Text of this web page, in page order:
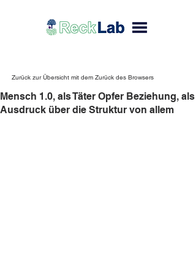
Zurück zur Übersicht mit dem Zurück des Browsers
Mensch 1.0, als Täter Opfer Beziehung, als
Ausdruck über die Struktur von allem